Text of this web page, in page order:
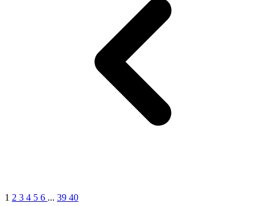
1 2 3 4 5 6 ... 39 40